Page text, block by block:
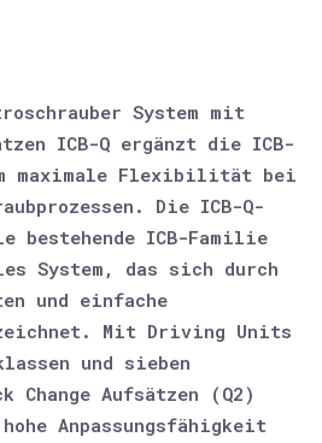
System mit
ICB-Q ergänzt die ICB-
maximale Flexibilität bei
Die ICB-Q-
ICB-Familie
System, das sich durch
und einfache
Mit Driving Units
und sieben
Change Aufsätzen (Q2)
Anpassungsfähigkeit